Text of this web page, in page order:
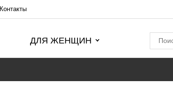
Контакты
ДЛЯ ЖЕНЩИН